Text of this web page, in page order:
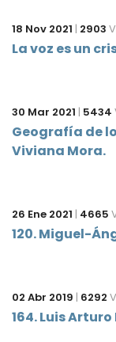
18 Nov 2021 | 2903
La voz es un
30 Mar 2021 | 5434
Geografía de
Viviana Mora.
26 Ene 2021 | 4665
120. Miguel-
02 Abr 2019 | 6292
164. Luis